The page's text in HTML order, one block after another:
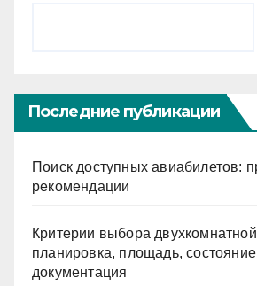
Последние публикации
Поиск доступных авиабилетов:
рекомендации
Критерии выбора
планировка, площадь,
документация